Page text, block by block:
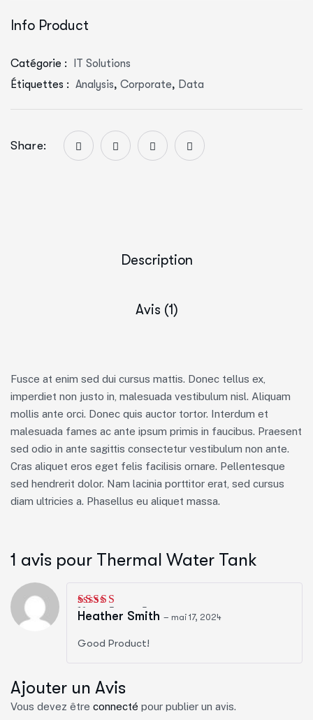
Info Product
Catégorie :
IT Solutions
Étiquettes : Analysis, Corporate, Data
Share:
Description
Avis (1)
Fusce at enim sed dui cursus mattis. Donec tellus ex,
imperdiet non justo in, malesuada vestibulum nisl. Aliquam
mollis ante orci. Donec quis auctor tortor. Interdum et
malesuada fames ac ante ipsum primis in faucibus. Praesent
sed odio in ante sagittis consectetur vestibulum non ante.
Cras aliquet eros eget felis facilisis ornare. Pellentesque
sed hendrerit dolor. Nam lacinia porttitor erat, sed cursus
diam ultricies a. Phasellus eu aliquet massa.
1 avis pour Thermal Water Tank
Note 5 sur 5
Heather Smith – mai 17, 2024
Good Product!
Ajouter un Avis
Vous devez être connecté pour publier un avis.